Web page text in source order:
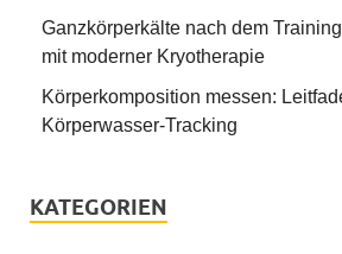
Ganzkörperkälte nach dem
mit moderner Kryotherapie
Körperkomposition messen:
Körperwasser-Tracking
KATEGORIEN